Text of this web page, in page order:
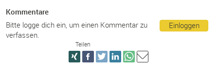
Kommentare
Einloggen
Bitte logge dich ein, um einen Kommentar zu
verfassen.
Teilen